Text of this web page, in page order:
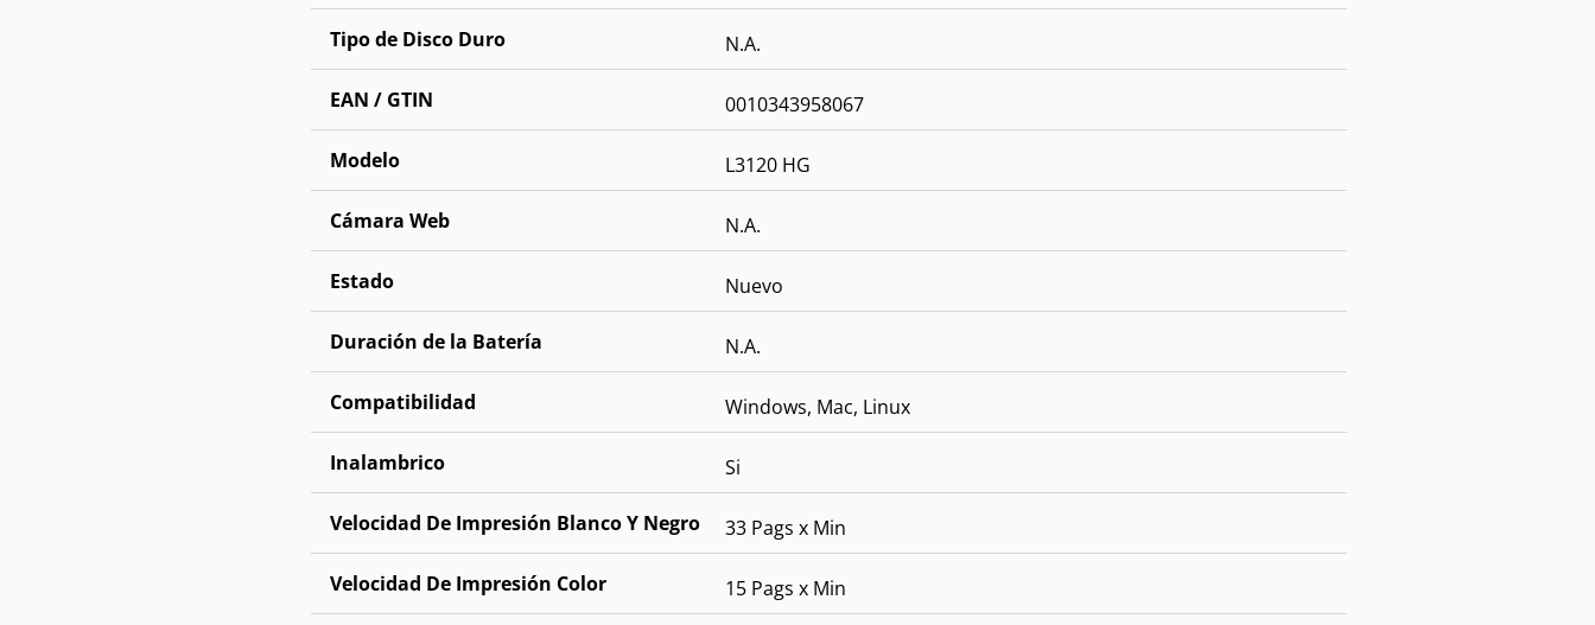
Tipo de Disco Duro N.A.
EAN / GTIN 0010343958067
Modelo L3120 HG
Cámara Web N.A.
Estado Nuevo
Duración de la Batería N.A.
Compatibilidad Windows, Mac, Linux
Inalambrico Si
Velocidad De Impresión Blanco Y Negro 33 Pags x Min
Velocidad De Impresión Color 15 Pags x Min